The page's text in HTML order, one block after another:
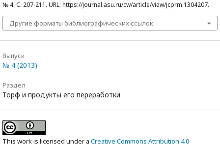
№ 4. С. 207-211. URL: https://journal.asu.ru/cw/article/view/jcprm.1304207.
Другие форматы библиографических ссылок
Выпуск
№ 4 (2013)
Раздел
Торф и продукты его переработки
This work is licensed under a Creative Commons Attribution 4.0